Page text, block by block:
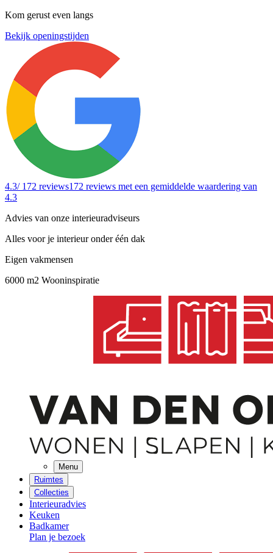
Kom gerust even langs
Bekijk openingstijden
4.3/ 172 reviews172 reviews met een gemiddelde waardering van
4.3
Advies van onze interieuradviseurs
Alles voor je interieur onder één dak
Eigen vakmensen
6000 m2 Wooninspiratie
Menu
Ruimtes
Collecties
Interieuradvies
Keuken
Badkamer
Plan je bezoek